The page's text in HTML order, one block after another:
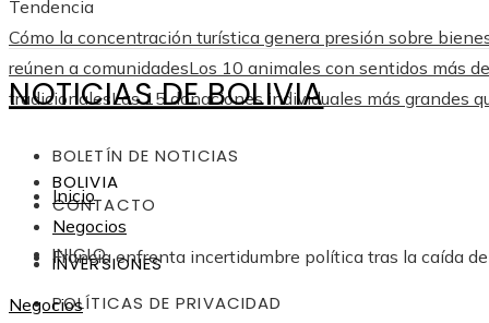
Tendencia
Cómo la concentración turística genera presión sobre
reúnen a comunidadesLos 10 animales con sentidos más
tradicionalesLas 15 donaciones individuales más grandes
BOLETÍN DE NOTICIAS
CONTACTO
INICIO
POLÍTICAS DE PRIVACIDAD
NOTICIAS DE BOLIVIA
BOLIVIA
INVERSIONES
Inicio
Negocios
Francia enfrenta incertidumbre política tras la caída
Negocios